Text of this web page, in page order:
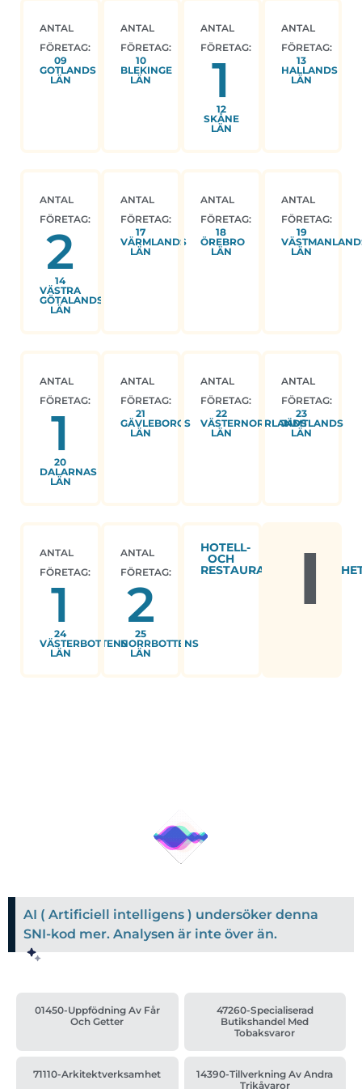
ANTAL
FÖRETAG:
09
GOTLANDS
LÄN
ANTAL
FÖRETAG:
10
BLEKINGE
LÄN
ANTAL
FÖRETAG:
1
12
SKÅNE
LÄN
ANTAL
FÖRETAG:
13
HALLANDS
LÄN
ANTAL
FÖRETAG:
2
14
VÄSTRA
GÖTALANDS
LÄN
ANTAL
FÖRETAG:
17
VÄRMLANDS
LÄN
ANTAL
FÖRETAG:
18
ÖREBRO
LÄN
ANTAL
FÖRETAG:
19
LÄN
ANTAL
FÖRETAG:
1
20
DALARNAS
LÄN
ANTAL
FÖRETAG:
21
GÄVLEBORGS
LÄN
ANTAL
FÖRETAG:
22
VÄSTERNORRLANDS
LÄN
ANTAL
FÖRETAG:
23
JÄMTLANDS
LÄN
ANTAL
FÖRETAG:
1
24
VÄSTERBOTTENS
LÄN
ANTAL
FÖRETAG:
2
25
NORRBOTTENS
LÄN
HOTELL-
OCH I
AI ( Artificiell intelligens ) undersöker denna
SNI-kod mer. Analysen är inte över än.
01450-Uppfödning Av Får
Och Getter
47260-Specialiserad
Butikshandel Med
Tobaksvaror
71110-Arkitektverksamhet
14390-Tillverkning Av Andra
Trikåvaror